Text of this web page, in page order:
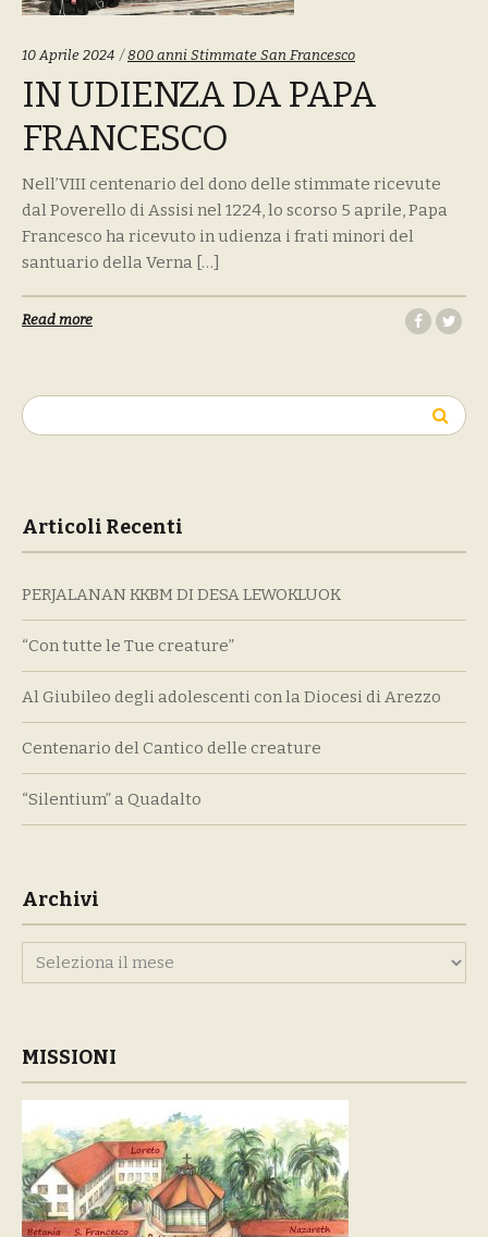
10 Aprile 2024 Tags:
800 anni Stimmate San Francesco
IN UDIENZA DA PAPA
FRANCESCO
Nell’VIII centenario del dono delle stimmate ricevute
dal Poverello di Assisi nel 1224, lo scorso 5 aprile, Papa
Francesco ha ricevuto in udienza i frati minori del
santuario della Verna […]
Read more
Ricerca
per:
Articoli Recenti
PERJALANAN KKBM DI DESA LEWOKLUOK
“Con tutte le Tue creature”
Al Giubileo degli adolescenti con la Diocesi di Arezzo
Centenario del Cantico delle creature
“Silentium” a Quadalto
Archivi
Archivi
MISSIONI